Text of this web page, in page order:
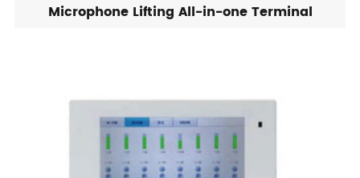
Microphone Lifting All-in-one Terminal